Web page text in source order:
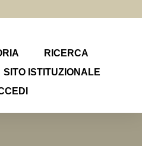
RICERCA
SITO ISTITUZIONALE